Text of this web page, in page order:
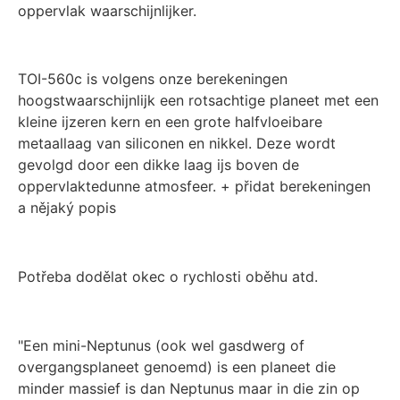
oppervlak waarschijnlijker.
TOI-560c is volgens onze berekeningen
hoogstwaarschijnlijk een rotsachtige planeet met een
kleine ijzeren kern en een grote halfvloeibare
metaallaag van siliconen en nikkel. Deze wordt
gevolgd door een dikke laag ijs boven de
oppervlaktedunne atmosfeer. + přidat berekeningen
a nějaký popis
Potřeba dodělat okec o rychlosti oběhu atd.
"Een mini-Neptunus (ook wel gasdwerg of
overgangsplaneet genoemd) is een planeet die
minder massief is dan Neptunus maar in die zin op